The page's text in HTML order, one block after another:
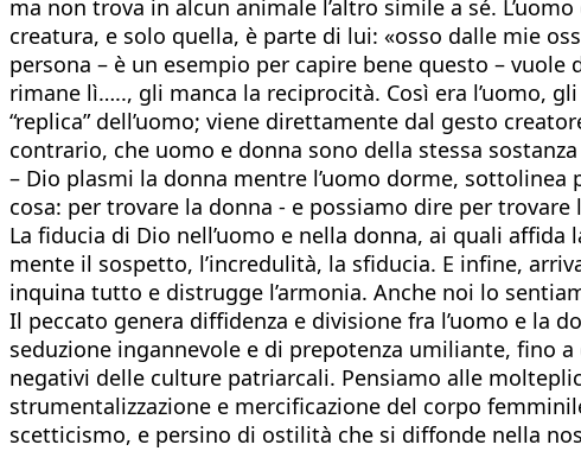
ma non trova in alcun animale l’altro simile a sé.
creatura, e solo quella, è parte di lui: «osso dalle mie
persona – è un esempio per capire bene questo –
rimane lì….., gli manca la reciprocità. Così era l’uomo,
“replica” dell’uomo; viene direttamente dal gesto
contrario, che uomo e donna sono della stessa
– Dio plasmi la donna mentre l’uomo dorme, sottolinea
cosa: per trovare la donna - e possiamo dire per
La fiducia di Dio nell’uomo e nella donna, ai quali
mente il sospetto, l’incredulità, la sfiducia. E infine,
inquina tutto e distrugge l’armonia. Anche noi lo
Il peccato genera diffidenza e divisione fra l’uomo e la
seduzione ingannevole e di prepotenza umiliante, fino
negativi delle culture patriarcali. Pensiamo alle
strumentalizzazione e mercificazione del corpo
scetticismo, e persino di ostilità che si diffonde nella